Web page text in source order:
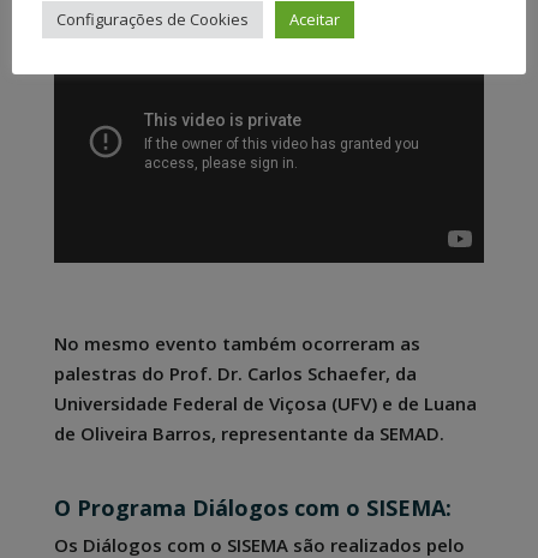
No mesmo evento também ocorreram as
palestras do Prof. Dr. Carlos Schaefer, da
Universidade Federal de Viçosa (UFV) e de Luana
de Oliveira Barros, representante da SEMAD.
O Programa Diálogos com o SISEMA:
Os Diálogos com o SISEMA são realizados pelo
Configurações de Cookies Aceitar